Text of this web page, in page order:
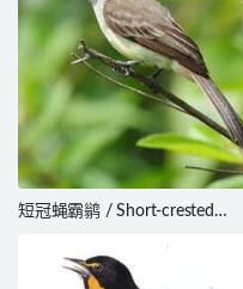
短冠蝇霸鹟 / Short-crested